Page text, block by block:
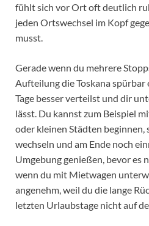
fühlt sich vor Ort oft deutlich
jeden Ortswechsel im Kopf
musst.
Gerade wenn du mehrere
Aufteilung die Toskana
Tage besser verteilst und dir
lässt. Du kannst zum Beispiel
oder kleinen Städten beginnen,
wechseln und am Ende noch
Umgebung genießen, bevor es
wenn du mit Mietwagen
angenehm, weil du die lange
letzten Urlaubstage nicht auf